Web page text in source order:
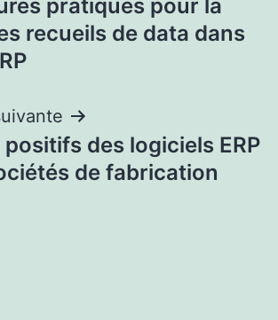
pratiques pour la
recueils de data dans
des logiciels ERP
de fabrication